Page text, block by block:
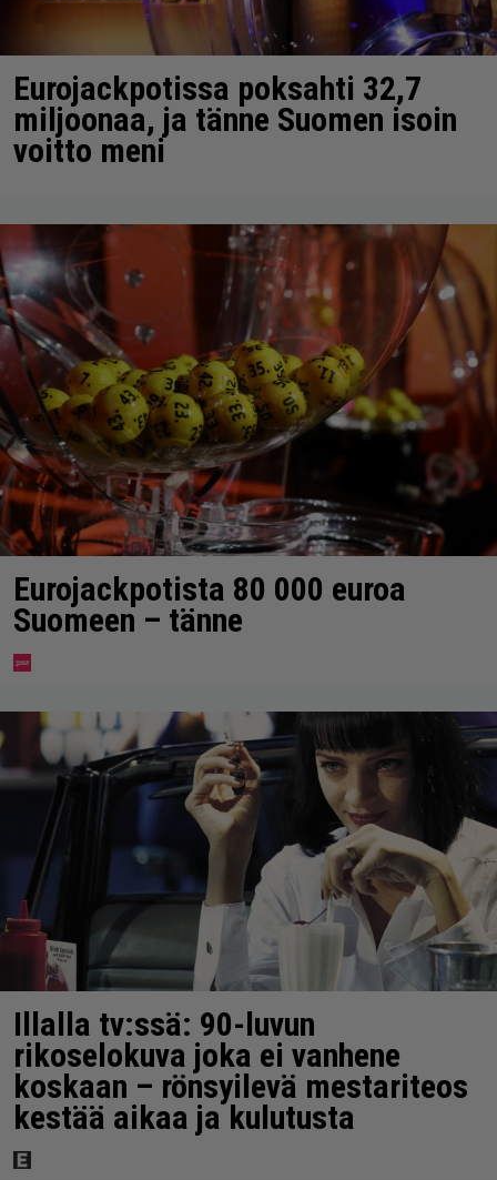
Eurojackpotissa poksahti 32,7
miljoonaa, ja tänne Suomen isoin
voitto meni
Eurojackpotista 80 000 euroa
Suomeen – tänne
Illalla tv:ssä: 90-luvun
rikoselokuva joka ei vanhene
koskaan – rönsyilevä mestariteos
kestää aikaa ja kulutusta